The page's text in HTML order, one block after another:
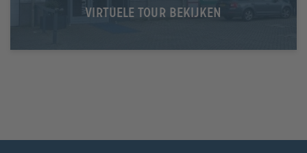
VIRTUELE TOUR BEKIJKEN